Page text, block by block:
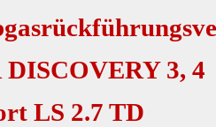
3, 4
LS 2.7 TD